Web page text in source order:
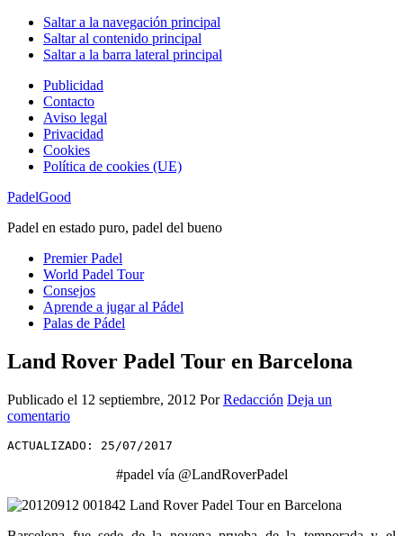
Saltar a la navegación principal
Saltar al contenido principal
Saltar a la barra lateral principal
Publicidad
Contacto
Aviso legal
Privacidad
Cookies
Política de cookies (UE)
PadelGood
Padel en estado puro, padel del bueno
Premier Padel
World Padel Tour
Consejos
Aprende a jugar al Pádel
Palas de Pádel
Land Rover Padel Tour en Barcelona
Publicado el 12 septiembre, 2012 PorRedacción Deja un
comentario
ACTUALIZADO: 25/07/2017
#padel vía @LandRoverPadel